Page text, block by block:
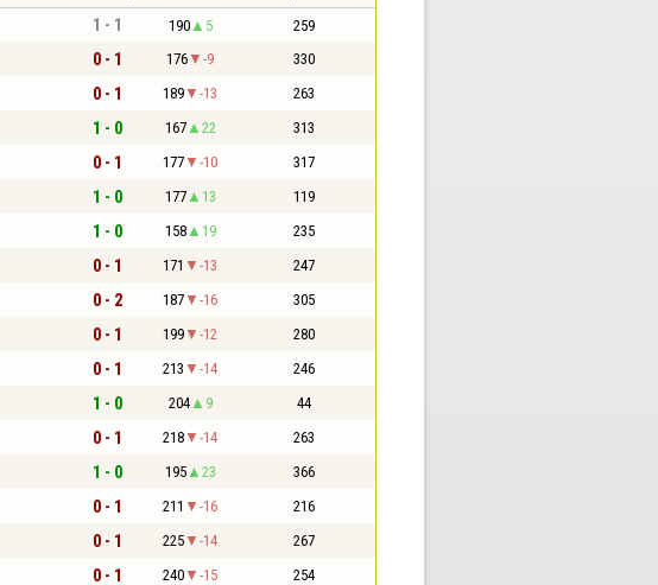
1 - 1 190 5 259
0 - 1 176 -9 330
0 - 1 189 -13 263
1 - 0 167 22 313
0 - 1 177 -10 317
1 - 0 177 13 119
1 - 0 158 19 235
0 - 1 171 -13 247
0 - 2 187 -16 305
0 - 1 199 -12 280
0 - 1 213 -14 246
1 - 0 204 9 44
0 - 1 218 -14 263
1 - 0 195 23 366
0 - 1 211 -16 216
0 - 1 225 -14 267
0 - 1 240 -15 254